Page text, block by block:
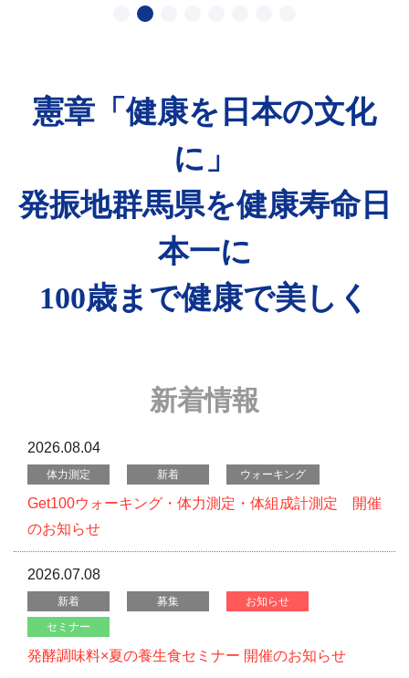
憲章「健康を日本の文化
に」
発振地群馬県を健康寿命日
本一に
100歳まで健康で美しく
新着情報
2026.08.04
体力測定 新着 ウォーキング
Get100ウォーキング・体力測定・体組成計測定 開催
のお知らせ
2026.07.08
新着 募集
お知らせ
セミナー
発酵調味料×夏の養生食セミナー 開催のお知らせ